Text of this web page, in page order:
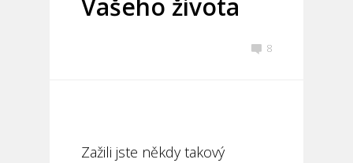
8
Zažili jste někdy takový